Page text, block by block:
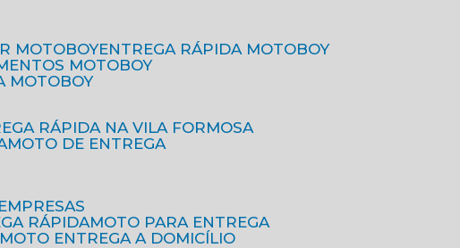
MOTOBOY
ENTREGA RÁPIDA MOTOBOY
MOTOBOY
MOTOBOY
RÁPIDA NA VILA FORMOSA
MOTO DE ENTREGA
RÁPIDA
MOTO PARA ENTREGA
MOTO ENTREGA A DOMICÍLIO